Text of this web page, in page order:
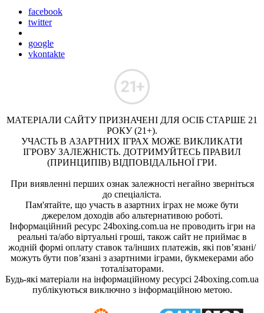
facebook
twitter
google
vkontakte
МАТЕРІАЛИ САЙТУ ПРИЗНАЧЕНІ ДЛЯ ОСІБ СТАРШЕ 21
РОКУ (21+).
УЧАСТЬ В АЗАРТНИХ ІГРАХ МОЖЕ ВИКЛИКАТИ
ІГРОВУ ЗАЛЕЖНІСТЬ. ДОТРИМУЙТЕСЬ ПРАВИЛ
(ПРИНЦИПІВ) ВІДПОВІДАЛЬНОЇ ГРИ.
При виявленні перших ознак залежності негайно зверніться
до спеціаліста.
Пам'ятайте, що участь в азартних іграх не може бути
джерелом доходів або альтернативою роботі.
Інформаційний ресурс 24boxing.com.ua не проводить ігри на
реальні та/або віртуальні гроші, також сайт не приймає в
жодній формі оплату ставок та/інших платежів, які пов’язані/
можуть бути пов’язані з азартними іграми, букмекерами або
тоталізаторами.
Будь-які матеріали на інформаційному ресурсі 24boxing.com.ua
публікуються виключно з інформаційною метою.